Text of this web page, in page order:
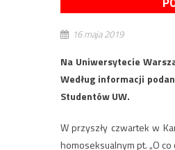
16 maja 2019
Na Uniwersytecie
Według informacji
Studentów UW.
W przyszły czwartek w
homoseksualnym pt. „O